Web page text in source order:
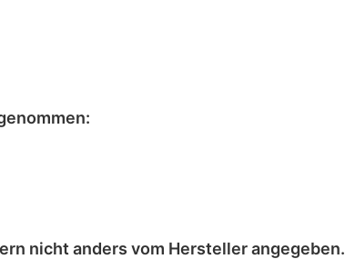
:
nicht anders vom Hersteller angegeben.